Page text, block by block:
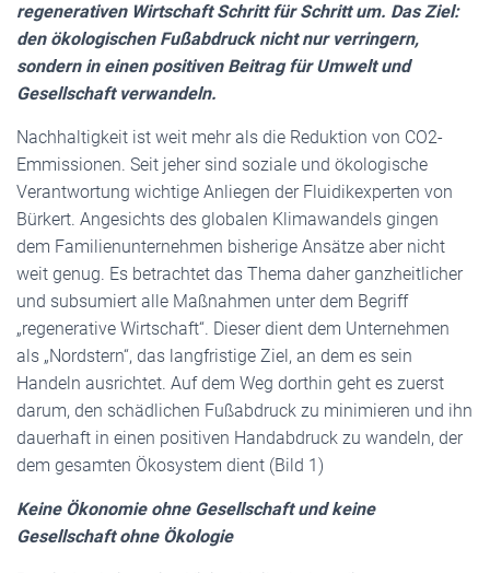
N
regenerativen Wirtschaft Schritt für Schritt um. Das Ziel:
den ökologischen Fußabdruck nicht nur verringern,
sondern in einen positiven Beitrag für Umwelt und
Gesellschaft verwandeln.
Nachhaltigkeit ist weit mehr als die Reduktion von CO2-
Emmissionen. Seit jeher sind soziale und ökologische
Verantwortung wichtige Anliegen der Fluidikexperten von
Bürkert. Angesichts des globalen Klimawandels gingen
dem Familienunternehmen bisherige Ansätze aber nicht
weit genug. Es betrachtet das Thema daher ganzheitlicher
und subsumiert alle Maßnahmen unter dem Begriff
„regenerative Wirtschaft“. Dieser dient dem Unternehmen
als „Nordstern“, das langfristige Ziel, an dem es sein
Handeln ausrichtet. Auf dem Weg dorthin geht es zuerst
darum, den schädlichen Fußabdruck zu minimieren und ihn
dauerhaft in einen positiven Handabdruck zu wandeln, der
dem gesamten Ökosystem dient (Bild 1)
Keine Ökonomie ohne Gesellschaft und keine
Gesellschaft ohne Ökologie